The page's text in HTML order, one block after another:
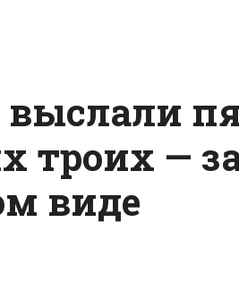
выслали
троих —
виде